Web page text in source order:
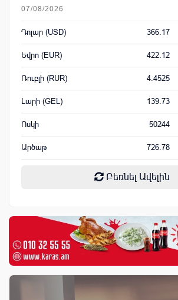
07/08/2026
Դոլար (USD) 366.17
Եվրո (EUR) 422.12
Ռուբլի (RUR) 4.4525
Լարի (GEL) 139.73
Ոսկի 50244
Արծաթ 726.78
Բեռնել Ավելին